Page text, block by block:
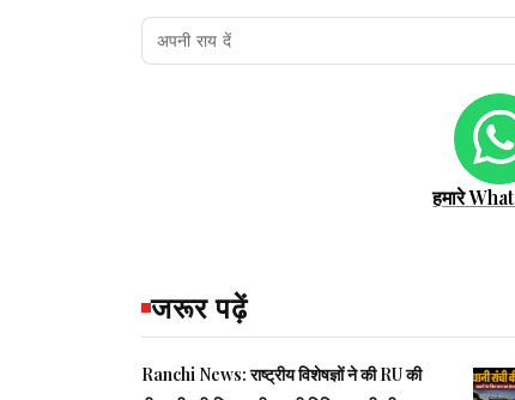
हमारे
जरूर पढ़ें
Ranchi News: राष्ट्रीय विशेषज्ञों ने की RU की